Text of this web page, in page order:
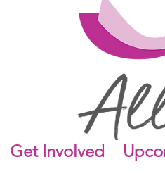
Get Involved